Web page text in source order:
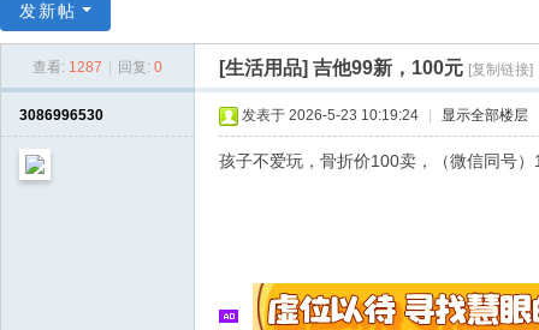
林
发新帖
查看: 1287 回复: 0 [生活用品] 吉他99新，100元 [复制链接]
3086996530 发表于 2026-5-23 10:19:24 显示全部楼层
孩子不爱玩，骨折价100卖，（微信同号